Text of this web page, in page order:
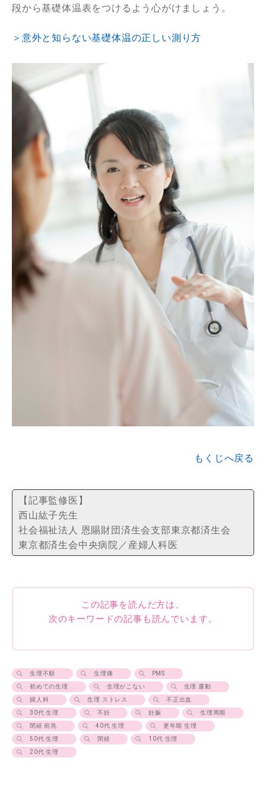
段から基礎体温表をつけるよう心がけましょう。
＞意外と知らない基礎体温の正しい測り方
もくじへ戻る
【記事監修医】
西山紘子先生
社会福祉法人 恩賜財団済生会支部東京都済生会
東京都済生会中央病院／産婦人科医
この記事を読んだ方は、
次のキーワードの記事も読んでいます。
生理不順 生理痛
PMS
初めての生理
生理がこない
生理 運動
婦人科
生理 ストレス
不正出血
30代 生理
不妊 妊娠
生理周期
閉経 前兆
40代 生理
更年期 生理
50代 生理
閉経
10代 生理
20代 生理